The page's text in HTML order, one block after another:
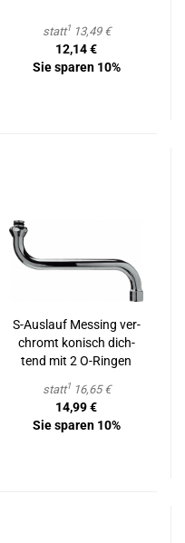
statt113,49 €
12,14 €
Sie sparen 10%
S-​Aus­lauf Mes­sing ver­
chromt ko­nisch dich­
tend mit 2 O-​Rin­gen
statt116,65 €
14,99 €
Sie sparen 10%